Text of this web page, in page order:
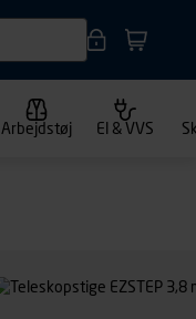
Arbejdstøj El & VVS